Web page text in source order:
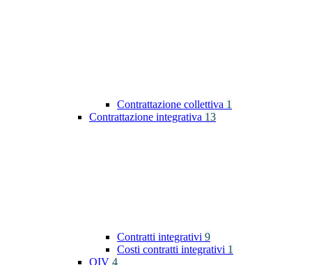
Contrattazione collettiva 1
Contrattazione integrativa 13
Contratti integrativi 9
Costi contratti integrativi 1
OIV 4